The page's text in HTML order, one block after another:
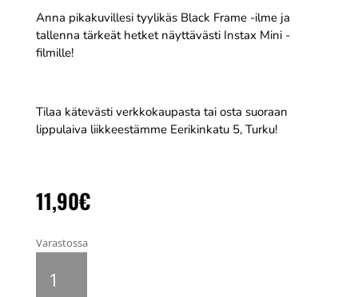
Anna pikakuvillesi tyylikäs Black Frame -ilme ja
tallenna tärkeät hetket näyttävästi Instax Mini -
filmille!
Tilaa kätevästi verkkokaupasta tai osta suoraan
lippulaiva liikkeestämme Eerikinkatu 5, Turku!
11,90€
Varastossa
Instax